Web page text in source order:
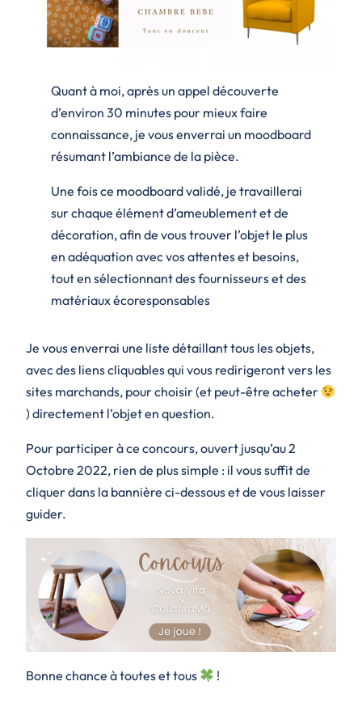
Quant à moi, après un appel découverte
d’environ 30 minutes pour mieux faire
connaissance, je vous enverrai un moodboard
résumant l’ambiance de la pièce.
Une fois ce moodboard validé, je travaillerai
sur chaque élément d’ameublement et de
décoration, afin de vous trouver l’objet le plus
en adéquation avec vos attentes et besoins,
tout en sélectionnant des fournisseurs et des
matériaux écoresponsables
Je vous enverrai une liste détaillant tous les objets,
avec des liens cliquables qui vous redirigeront vers les
sites marchands, pour choisir (et peut-être acheter
) directement l’objet en question.
Pour participer à ce concours, ouvert jusqu’au 2
Octobre 2022, rien de plus simple : il vous suffit de
cliquer dans la bannière ci-dessous et de vous laisser
guider.
Bonne chance à toutes et tous !